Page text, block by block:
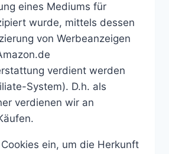
eines Mediums für
wurde, mittels dessen
von Werbeanzeigen
verdient werden
System). D.h. als
verdienen wir an
ein, um die Herkunft